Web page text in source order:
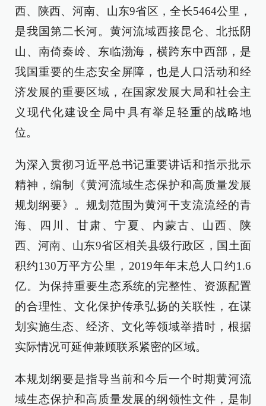
西、陕西、河南、山东9省区，全长5464公里，
是我国第二长河。黄河流域西接昆仑、北抵阴
山、南倚秦岭、东临渤海，横跨东中西部，是
我国重要的生态安全屏障，也是人口活动和经
济发展的重要区域，在国家发展大局和社会主
义现代化建设全局中具有举足轻重的战略地
位。
为深入贯彻习近平总书记重要讲话和指示批示
精神，编制《黄河流域生态保护和高质量发展
规划纲要》。规划范围为黄河干支流流经的青
海、四川、甘肃、宁夏、内蒙古、山西、陕
西、河南、山东9省区相关县级行政区，国土面
积约130万平方公里，2019年年末总人口约1.6
亿。为保持重要生态系统的完整性、资源配置
的合理性、文化保护传承弘扬的关联性，在谋
划实施生态、经济、文化等领域举措时，根据
实际情况可延伸兼顾联系紧密的区域。
本规划纲要是指导当前和今后一个时期黄河流
域生态保护和高质量发展的纲领性文件，是制